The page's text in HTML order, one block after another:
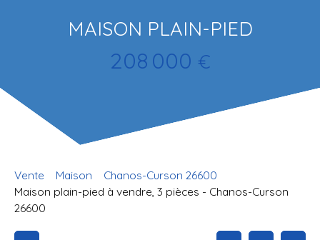
MAISON PLAIN-PIED
208 000 €
Vente Maison
Chanos-Curson 26600
Maison plain-pied à vendre, 3 pièces - Chanos-Curson
26600